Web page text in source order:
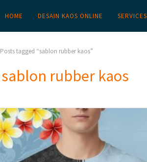
HOME DESAIN KAOS ONLINE SERVICES
Posts tagged “sablon rubber kaos”
sablon rubber kaos